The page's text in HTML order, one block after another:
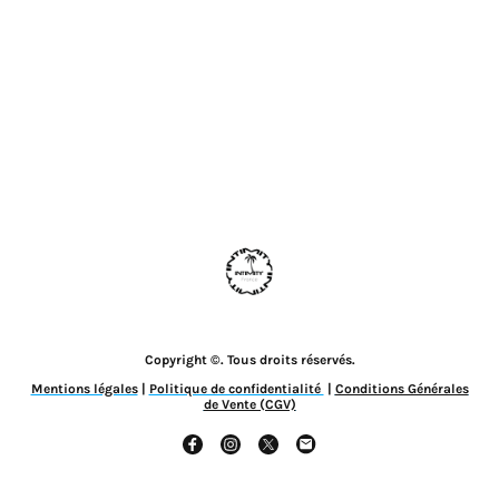
Copyright ©. Tous droits réservés.
Mentions légales| Politique de confidentialité | Conditions Générales
de Vente (CGV)